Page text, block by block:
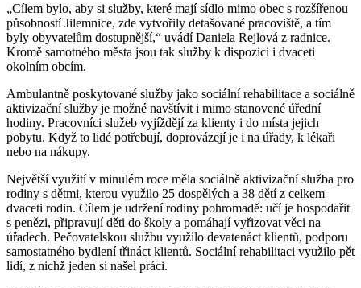
„Cílem bylo, aby si služby, které mají sídlo mimo obec s rozšířenou
působností Jilemnice, zde vytvořily detašované pracoviště, a tím
byly obyvatelům dostupnější,“ uvádí Daniela Rejlová z radnice.
Kromě samotného města jsou tak služby k dispozici i dvaceti
okolním obcím.
Ambulantně poskytované služby jako sociální rehabilitace a sociálně
aktivizační služby je možné navštívit i mimo stanovené úřední
hodiny. Pracovníci služeb vyjíždějí za klienty i do místa jejich
pobytu. Když to lidé potřebují, doprovázejí je i na úřady, k lékaři
nebo na nákupy.
Největší využití v minulém roce měla sociálně aktivizační služba pro
rodiny s dětmi, kterou využilo 25 dospělých a 38 dětí z celkem
dvaceti rodin. Cílem je udržení rodiny pohromadě: učí je hospodařit
s penězi, připravují děti do školy a pomáhají vyřizovat věci na
úřadech. Pečovatelskou službu využilo devatenáct klientů, podporu
samostatného bydlení třináct klientů. Sociální rehabilitaci využilo pět
lidí, z nichž jeden si našel práci.